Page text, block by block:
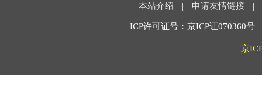
本站介绍 | 申请友情链接 |
ICP许可证号：京ICP证070360
京